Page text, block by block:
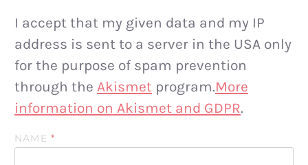
I accept that my given data and my IP
address is sent to a server in the USA only
for the purpose of spam prevention
through the Akismet program.More
information on Akismet and GDPR.
NAME*